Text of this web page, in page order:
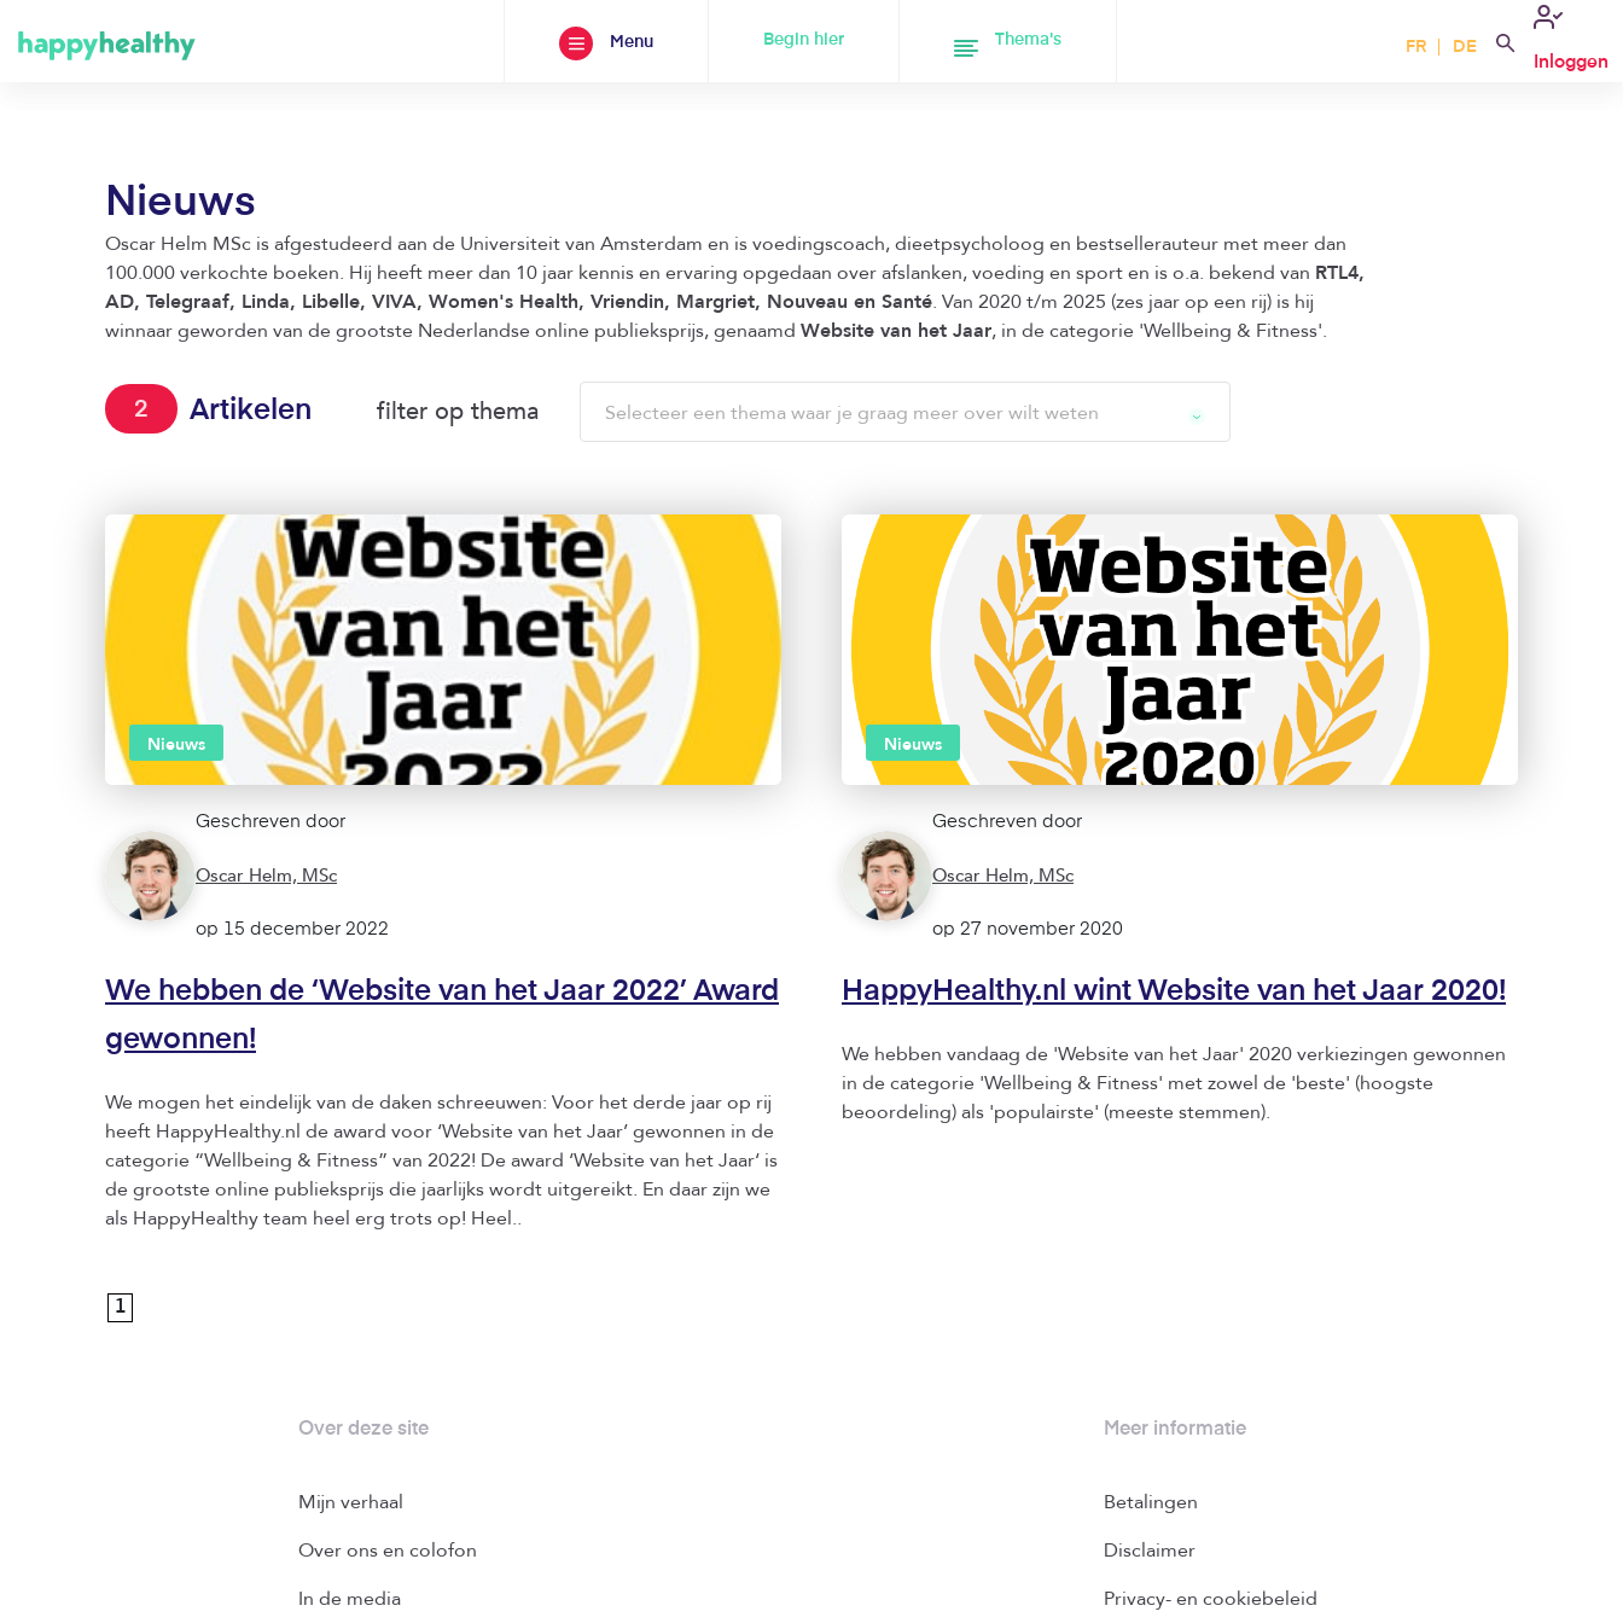
Menu Begin hier Thema's FR DE
Inloggen
Nieuws
Oscar Helm MSc is afgestudeerd aan de Universiteit van Amsterdam en is voedingscoach, dieetpsycholoog en bestsellerauteur met meer dan
100.000 verkochte boeken. Hij heeft meer dan 10 jaar kennis en ervaring opgedaan over afslanken, voeding en sport en is o.a. bekend van RTL4,
AD, Telegraaf, Linda, Libelle, VIVA, Women's Health, Vriendin, Margriet, Nouveau en Santé. Van 2020 t/m 2025 (zes jaar op een rij) is hij
winnaar geworden van de grootste Nederlandse online publieksprijs, genaamd Website van het Jaar, in de categorie 'Wellbeing & Fitness'.
2 Artikelen filter op thema Selecteer een thema waar je graag meer over wilt weten
Nieuws
Geschreven door
Oscar Helm, MSc
We hebben de ‘Website van het Jaar 2022’ Award
gewonnen!
We mogen het eindelijk van de daken schreeuwen: Voor het derde jaar op rij
heeft HappyHealthy.nl de award voor ‘Website van het Jaar’ gewonnen in de
categorie “Wellbeing & Fitness” van 2022! De award ‘Website van het Jaar‘ is
de grootste online publieksprijs die jaarlijks wordt uitgereikt. En daar zijn we
als HappyHealthy team heel erg trots op! Heel..
Nieuws
Geschreven door
Oscar Helm, MSc
HappyHealthy.nl wint Website van het Jaar 2020!
We hebben vandaag de 'Website van het Jaar' 2020 verkiezingen gewonnen
in de categorie 'Wellbeing & Fitness' met zowel de 'beste' (hoogste
beoordeling) als 'populairste' (meeste stemmen).
1
Over deze site
Mijn verhaal
Over ons en colofon
In de media
Meer informatie
Betalingen
Disclaimer
Privacy- en cookiebeleid